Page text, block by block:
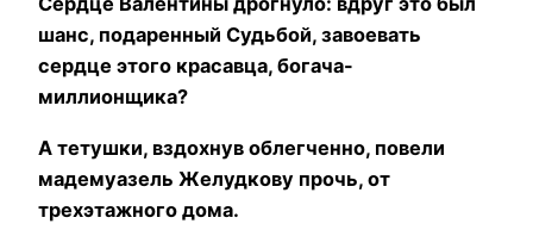
шанс, подаренный Судьбой, завоевать
сердце этого красавца, богача-
миллионщика?
А тетушки, вздохнув облегченно, повели
мадемуазель Желудкову прочь, от
трехэтажного дома.